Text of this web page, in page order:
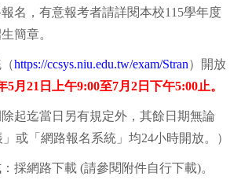
名，有意報考者請詳閱本校115學年度
簡章。
https://ccsys.niu.edu.tw/exam/Stran）開放
5月 21 日上午9:00至7月 2 日下午5:00止。
除起迄當日另有規定外，其餘日期無論
」或「網路報名系統」均24小時開放。）
採網路下載 (請參閱附件自行下載)。